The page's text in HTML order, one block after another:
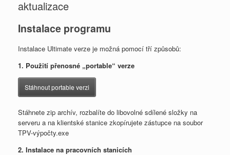
aktualizace
Instalace programu
Instalace Ultimate verze je možná pomocí tří způsobů:
1. Použití přenosné „portable“ verze
Stáhnout portable verzi
Stáhnete zip archív, rozbalíte do libovolné sdílené složky na
serveru a na klientské stanice zkopírujete zástupce na soubor
TPV-výpočty.exe
2. Instalace na pracovních stanicích